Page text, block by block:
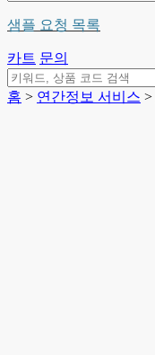
샘플 요청 목록
카트 문의
홈 > 연간정보 서비스 >